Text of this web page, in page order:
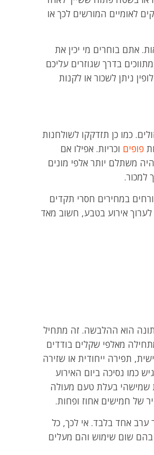
לאומיים המורשים לכך או
אתם בוחרים מי יכין את
בדרך שגוזרים עליכם
ניתן לשכור או לקנות
כמו כן תזדקקו לשולחנות
פופים וכריות. אפילו אם
משתלם יותר אלפי מונים
למכור.
במחירים חסרי תקדים
לערוך אירוע בטבע, חשוב מאד
הוא ההלבשה. זה מתחיל
מאלפי שקלים בודדים
תפירה ייחודית או שזירה
כמו נסיכה ביום האירוע
שמישהי בעלת טעם מעולה
של חמישים אחוז ופחות.
ערב אחד בלבד. אי לכך, כל
שום שימוש והם מעלים